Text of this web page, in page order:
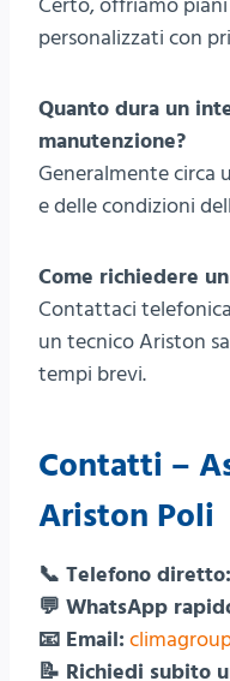
personalizzati con
Quanto dura un
manutenzione?
Generalmente circa
e delle condizioni
Come richiedere
Contattaci
un tecnico Ariston
tempi brevi.
Contatti –
Ariston Poli
📞 Telefono diretto:
💬 WhatsApp
📧 Email:
📝 Richiedi subito